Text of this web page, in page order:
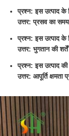
प्रश्न: इस उत्पाद के
उत्तर: प्रसव का
प्रश्न: इस उत्पाद के
उत्तर: भुगतान की
प्रश्न: इस उत्पाद की
उत्तर: आपूर्ति क्षमता